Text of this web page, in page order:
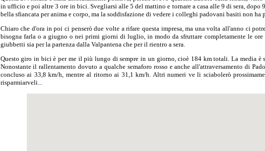
in ufficio e poi altre 3 ore in bici. Svegliarsi alle 5 del mattino e tornare a casa alle 9 di sera, dopo
bella sfiancata per anima e corpo, ma la soddisfazione di vedere i colleghi padovani basiti non ha
Chiaro che d'ora in poi ci penserò due volte a rifare questa impresa, ma una volta all'anno ci
bisogna farla o a giugno o nei primi giorni di luglio, in modo da sfruttare completamente le
giubbetti sia per la partenza dalla Valpantena che per il rientro a sera.
Questo giro in bici è per me il più lungo di sempre in un giorno, cioè 184 km totali. La media è
Nonostante il rallentamento dovuto a qualche semaforo rosso e anche all'attraversamento di
concluso ai 33,8 km/h, mentre al ritorno ai 31,1 km/h. Altri numeri ve li sciabolerò
risparmiarveli...